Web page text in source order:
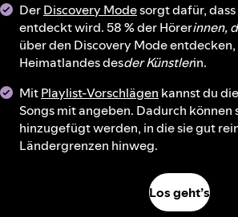
DerDiscovery Modesorgt dafür,
entdeckt wird. 58 % der Hörerinnen,
über den Discovery Mode
Heimatlandes desder Künstlerin.
MitPlaylist-Vorschlägen kannst du
Songs mit angeben. Dadurch können
hinzugefügt werden, in die sie gut
Ländergrenzen hinweg.
Los geht’s